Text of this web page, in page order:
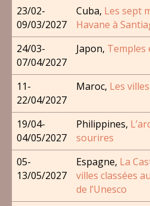
23/02-
09/03/2027
Cuba, Les sept
Havane à
24/03-
07/04/2027
Japon, Temples
11-
22/04/2027
Maroc, Les
19/04-
04/05/2027
Philippines,
sourires
05-
13/05/2027
Espagne, La
villes classées
de l’Unesco